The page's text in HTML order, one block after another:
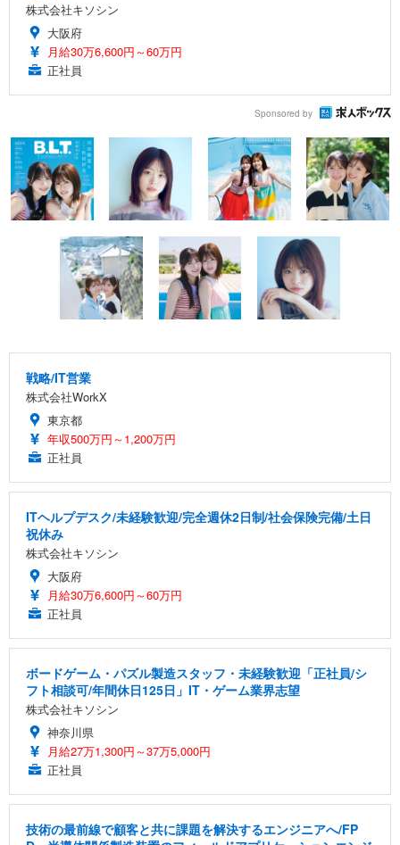
株式会社キソシン
大阪府
月給30万6,600円～60万円
正社員
Sponsored by
戦略/IT営業
株式会社WorkX
東京都
年収500万円～1,200万円
正社員
ITヘルプデスク/未経験歓迎/完全週休2日制/社会保険完備/土日
祝休み
株式会社キソシン
大阪府
月給30万6,600円～60万円
正社員
ボードゲーム・パズル製造スタッフ・未経験歓迎「正社員/シ
フト相談可/年間休日125日」IT・ゲーム業界志望
株式会社キソシン
神奈川県
月給27万1,300円～37万5,000円
正社員
技術の最前線で顧客と共に課題を解決するエンジニアへ/FP